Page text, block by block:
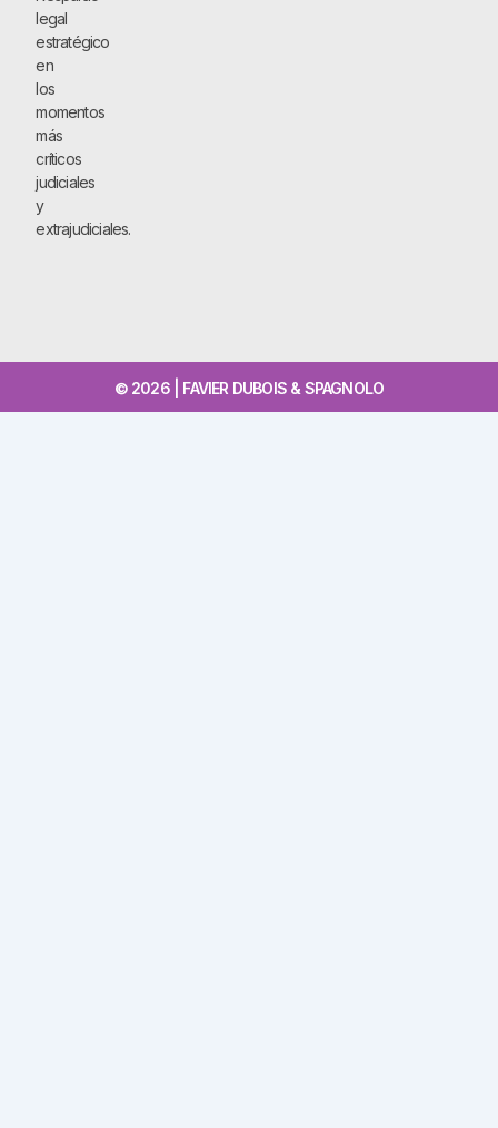
legal
estratégico
en
los
momentos
más
críticos
judiciales
y
extrajudiciales.
© 2026 | FAVIER DUBOIS & SPAGNOLO